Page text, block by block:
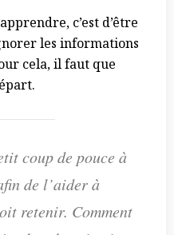
c’est d’être
les informations
cela, il faut que
coup de pouce à
de l’aider à
retenir. Comment